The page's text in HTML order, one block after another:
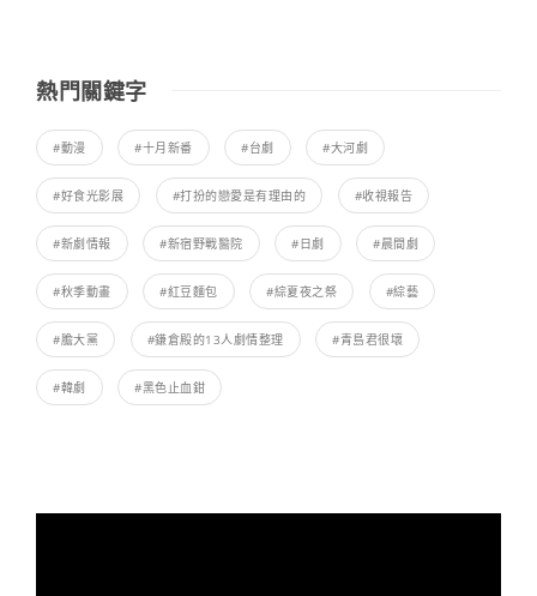
熱門關鍵字
#動漫 #十月新番 #台劇 #大河劇
#好食光影展 #打扮的戀愛是有理由的 #收視報告
#新劇情報 #新宿野戰醫院 #日劇 #晨間劇
#秋季動畫 #紅豆麵包 #綜夏夜之祭 #綜藝
#膽大黨 #鎌倉殿的13人劇情整理 #青島君很壞
#韓劇 #黑色止血鉗